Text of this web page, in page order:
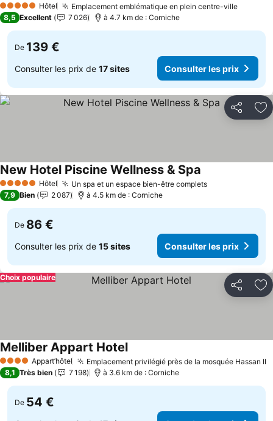
5 Étoiles Hôtel Emplacement emblématique en plein centre-ville
8,5 Excellent 7 026 à 4.7 km de : Corniche
De 139 €
Consulter les prix de 17 sites Consulter les prix
Partager
5 Étoiles Hôtel Un spa et un espace bien-être complets
New Hotel Piscine Wellness & Spa
7,9 Bien 2 087 à 4.5 km de : Corniche
De 86 €
Consulter les prix de 15 sites Consulter les prix
Partager
Choix populaire
4 Étoiles Appart’hôtel Emplacement privilégié près de la mosquée Hassan II
Melliber Appart Hotel
8,1 Très bien 7 198 à 3.6 km de : Corniche
De 54 €